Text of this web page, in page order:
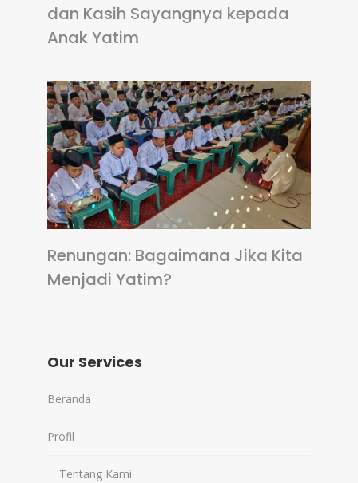
dan Kasih Sayangnya kepada
Anak Yatim
Renungan: Bagaimana Jika Kita
Menjadi Yatim?
Our Services
Beranda
Profil
Tentang Kami